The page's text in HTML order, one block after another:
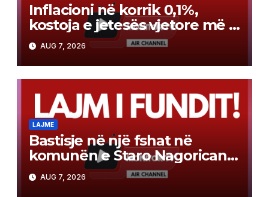
Inflacioni në korrik 0,1%,
kostoja e jetesës vjetore më e
lartë për 2,3%
AUG 7, 2026
LAJME
Bastisje në një fshat në
komunën e Staro Nagoricane,
u gjetën armë, u arrestua një
77-vjeçar
AUG 7, 2026